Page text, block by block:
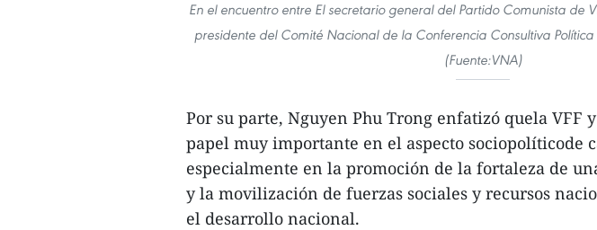
En el encuentro entre El secretario general del Partido Comunista de
presidente del Comité Nacional de la Conferencia Consultiva
(Fuente:VNA)
Por su parte, Nguyen Phu Trong enfatizó quela VFF
papel muy importante en el aspecto sociopolíticode
especialmente en la promoción de la fortaleza de
y la movilización de fuerzas sociales y recursos
el desarrollo nacional.